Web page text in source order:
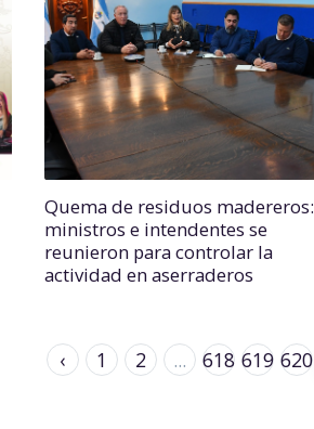
Quema de residuos madereros:
ministros e intendentes se
reunieron para controlar la
actividad en aserraderos
‹ 1 2 ... 618 619 620